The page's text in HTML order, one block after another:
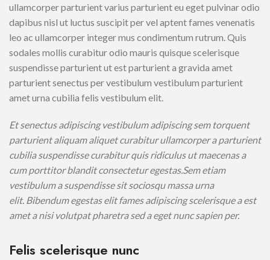
ullamcorper parturient varius parturient eu eget pulvinar odio
dapibus nisl ut luctus suscipit per vel aptent fames venenatis
leo ac ullamcorper integer mus condimentum rutrum. Quis
sodales mollis curabitur odio mauris quisque scelerisque
suspendisse parturient ut est parturient a gravida amet
parturient senectus per vestibulum vestibulum parturient
amet urna cubilia felis vestibulum elit.
Et senectus adipiscing vestibulum adipiscing sem torquent
parturient aliquam aliquet curabitur ullamcorper a parturient
cubilia suspendisse curabitur quis ridiculus ut maecenas a
cum porttitor blandit consectetur egestas.Sem etiam
vestibulum a suspendisse sit sociosqu massa urna
elit. Bibendum egestas elit fames adipiscing scelerisque a est
amet a nisi volutpat pharetra sed a eget nunc sapien per.
Felis scelerisque nunc